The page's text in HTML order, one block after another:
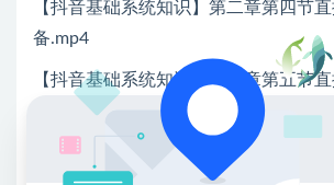
【抖音基础系统知识】第二章第四节
备.mp4
【抖音基础系统知识】第二章第五节
位.mp4
【抖音基础系统知识】第二章第六节直